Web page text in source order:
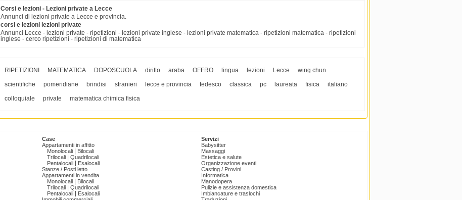
Corsi e lezioni - Lezioni private a Lecce
Annunci di lezioni private a Lecce e provincia.
corsi e lezioni lezioni private
Annunci Lecce - lezioni private - ripetizioni - lezioni private inglese - lezioni private matematica - ripetizioni matematica - ripetizioni
inglese - cerco ripetizioni - ripetizioni di matematica
RIPETIZIONI MATEMATICA DOPOSCUOLA diritto araba OFFRO lingua lezioni Lecce
wing chun
scientifiche
pomeridiane brindisi stranieri lecce e provincia tedesco classica pc laureata fisica
italiano
colloquiale
private matematica chimica fisica
Case
Appartamenti in affitto
Monolocali
Bilocali
Trilocali
Quadrilocali
Pentalocali
Esalocali
Stanze / Posti letto
Appartamenti in vendita
Monolocali
Bilocali
Trilocali
Quadrilocali
Pentalocali
Esalocali
Servizi
Babysitter
Massaggi
Estetica e salute
Organizzazione eventi
Casting / Provini
Informatica
Manodopera
Pulizie e assistenza domestica
Imbiancature e traslochi